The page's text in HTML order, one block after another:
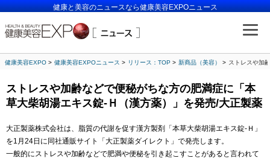
健康と美容のニュースなら健康美容EXPOニュース
健康美容EXPO 健康美容EXPOニュース リリース：TOP 新商品（美容） ストレスや加
ストレスや加齢などで便秘がちな方の肥満症に「本
草大柴胡湯エキス錠-Ｈ（漢方薬）」を発売/大正製薬
大正製薬株式会社は、脂質の代謝を促す漢方製剤「本草大柴胡湯エキス錠-Ｈ」
を1月24日に同社通販サイト「大正製薬ダイレクト」で発売します。
一般的にストレスや加齢などで肥満や便秘を引き起こすことがあると言われて